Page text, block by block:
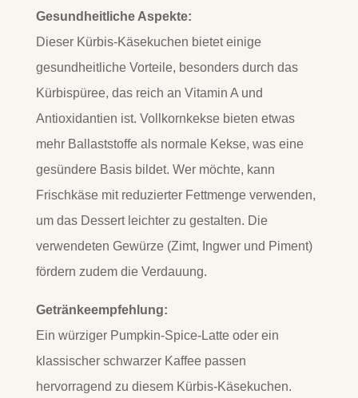
Gesundheitliche Aspekte:
Dieser Kürbis-Käsekuchen bietet einige
gesundheitliche Vorteile, besonders durch das
Kürbispüree, das reich an Vitamin A und
Antioxidantien ist. Vollkornkekse bieten etwas
mehr Ballaststoffe als normale Kekse, was eine
gesündere Basis bildet. Wer möchte, kann
Frischkäse mit reduzierter Fettmenge verwenden,
um das Dessert leichter zu gestalten. Die
verwendeten Gewürze (Zimt, Ingwer und Piment)
fördern zudem die Verdauung.
Getränkeempfehlung:
Ein würziger Pumpkin-Spice-Latte oder ein
klassischer schwarzer Kaffee passen
hervorragend zu diesem Kürbis-Käsekuchen.